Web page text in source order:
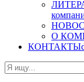
О
КОНТАКТЫ